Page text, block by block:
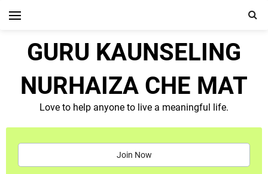
GURU KAUNSELING
NURHAIZA CHE MAT
Love to help anyone to live a meaningful life.
Join Now